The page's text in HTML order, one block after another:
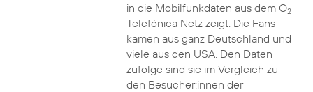
in die Mobilfunkdaten aus dem O2
Telefónica Netz zeigt: Die Fans
kamen aus ganz Deutschland und
viele aus den USA. Den Daten
zufolge sind sie im Vergleich zu
den Besucher:innen der